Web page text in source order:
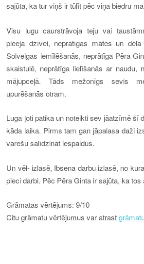
sajūta, ka tur viņš ir tūlīt pēc viņa biedru
Visu lugu caurstrāvoja teju vai
pieeja dzīvei, neprātīgas mātes un dēla
Solveigas iemīlēšanās, neprātīga Pēra
skaistulē, neprātīga lielīšanās ar naudu,
mājupceļā. Tāds mežonīgs sevis
upurēšanās otram.
Luga ļoti patika un noteikti sev jāatzīmē šī
kāda laika. Pirms tam gan jāpalasa daži
varēšu salīdzināt iespaidus.
Un vēl- izlasē, Ibsena darbu izlasē, no
pieci darbi. Pēc Pēra Ginta ir sajūta, ka
Grāmatas vērtējums: 9/10
Citu grāmatu vērtējumus var atrast